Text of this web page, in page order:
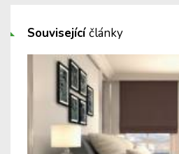
Souvisejícíčlánky